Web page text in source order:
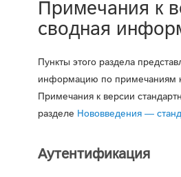
Примечания к
сводная
Пункты этого раздела
информацию по примечаниям
Примечания к версии
разделе Нововведения —
Аутентификация